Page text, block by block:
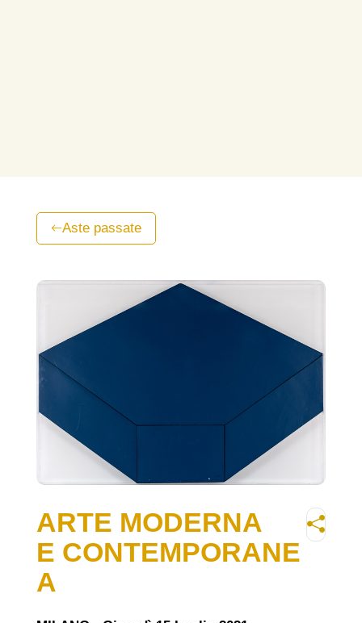
Aste passate
ARTE MODERNA
E CONTEMPORANE
A